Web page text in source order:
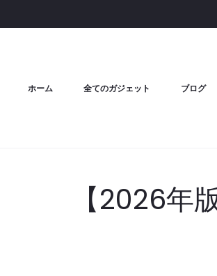
ホーム 全てのガジェット ブログ
【2026年